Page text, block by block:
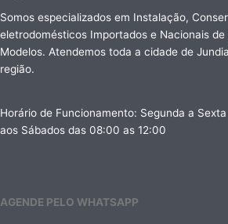
Somos especializados em Instalação,
eletrodomésticos Importados e Nacionais
Modelos. Atendemos toda a cidade de
região.
Horário de Funcionamento: Segunda a
aos Sábados das 08:00 as 12:00
AGENDE PELO WHATSAPP